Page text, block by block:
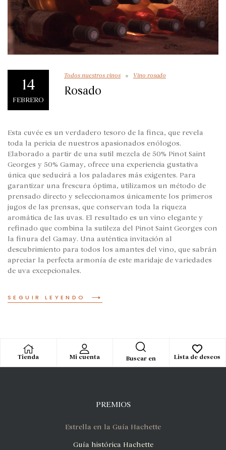
14
FEBRERO
Todos nuestros vinos Vino rosado
Rosado
Esta cuvée es un verdadero tesoro de la finca, que revela
toda la pericia de nuestros apasionados enólogos.
Elaborado a partir de una sutil mezcla de 50% Pinot Saint
Georges y 50% Gamay, ofrece una experiencia gustativa
única que seducirá a los paladares más exigentes. Para
garantizar una frescura óptima, utilizamos un método de
prensado directo y seleccionamos únicamente los primeros
jugos de las prensas, que conservan toda la riqueza
aromática de las uvas. El resultado es un vino elegante y
refinado que combina la sutileza del Pinot Saint Georges con
la finura del Gamay. Una auténtica invitación al
descubrimiento para todos los amantes del vino, que sabrán
apreciar la perfecta armonía de este maridaje de variedades
de uva excepcionales.
SEGUIR LEYENDO
Tienda Mi cuenta Buscar en Lista de deseos
PREMIOS
Estrella en la Guía Hachette
Guía histórica Hachette